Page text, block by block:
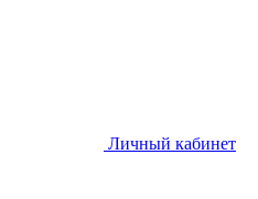
Личный кабинет